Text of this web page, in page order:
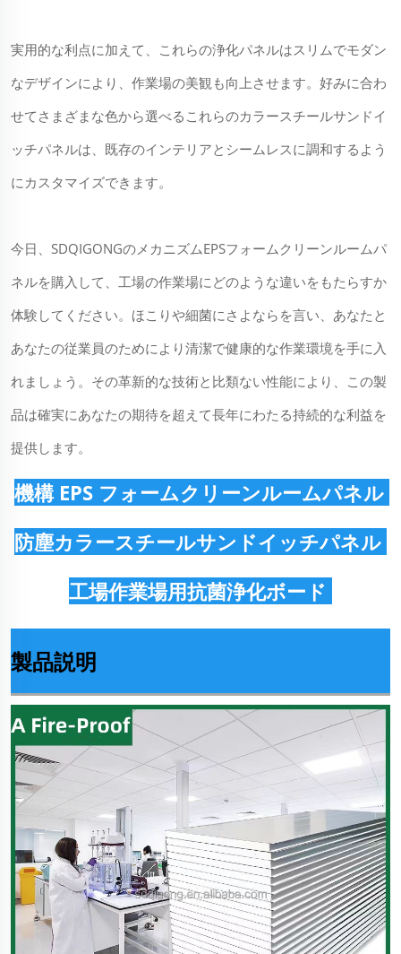
実用的な利点に加えて、これらの浄化パネルはスリムでモダン
なデザインにより、作業場の美観も向上させます。好みに合わ
せてさまざまな色から選べるこれらのカラースチールサンドイ
ッチパネルは、既存のインテリアとシームレスに調和するよう
にカスタマイズできます。
今日、SDQIGONGのメカニズムEPSフォームクリーンルームパ
ネルを購入して、工場の作業場にどのような違いをもたらすか
体験してください。ほこりや細菌にさよならを言い、あなたと
あなたの従業員のためにより清潔で健康的な作業環境を手に入
れましょう。その革新的な技術と比類ない性能により、この製
品は確実にあなたの期待を超えて長年にわたる持続的な利益を
提供します。
機構 EPS フォームクリーンルームパネル
防塵カラースチールサンドイッチパネル
工場作業場用抗菌浄化ボード
製品説明